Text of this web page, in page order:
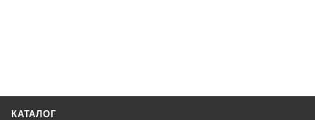
КАТАЛОГ